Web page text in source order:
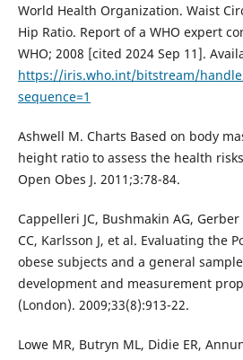
World Health Organization. Waist
Hip Ratio. Report of a WHO expert
WHO; 2008 [cited 2024 Sep 11].
https://iris.who.int/bitstream/
sequence=1
Ashwell M. Charts Based on body
height ratio to assess the health
Open Obes J. 2011;3:78-84.
Cappelleri JC, Bushmakin AG, Gerber
CC, Karlsson J, et al. Evaluating the
obese subjects and a general
development and measurement
(London). 2009;33(8):913-22.
Lowe MR, Butryn ML, Didie ER,